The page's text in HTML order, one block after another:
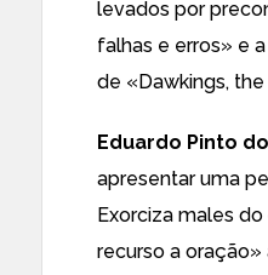
levados por
falhas e erros» e
de «Dawkings,
Eduardo Pinto
apresentar uma
Exorciza males
recurso a oração»